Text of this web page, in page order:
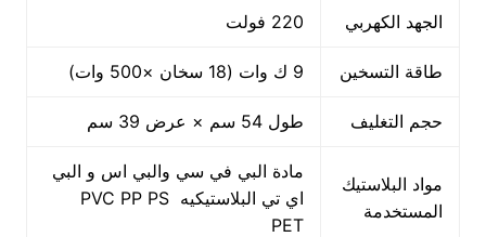
الجهد الكهربي 220 فولت
طاقة التسخين 9 ك وات (18 سخان ×500 وات)
حجم التغليف طول 54 سم × عرض 39 سم
مواد البلاستيك
المستخدمة
مادة البي في سي والبي اس و البي
اي تي البلاستيكيه PVC PP PS
PET